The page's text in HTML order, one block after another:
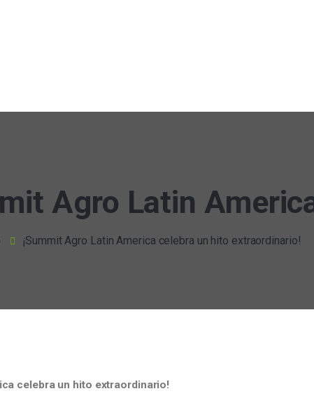
Agro Latin
¡Summit Agro Latin America celebra un hito extraordinario!
celebra un hito extraordinario!